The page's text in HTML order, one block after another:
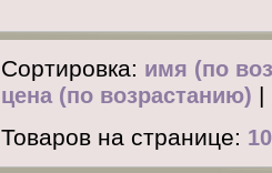
Сортировка: имя (по
цена (по возрастанию) |
Товаров на странице: 10